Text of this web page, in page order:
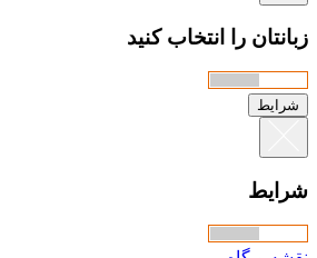
زبانتان را انتخاب کنید
شرایط
شرایط